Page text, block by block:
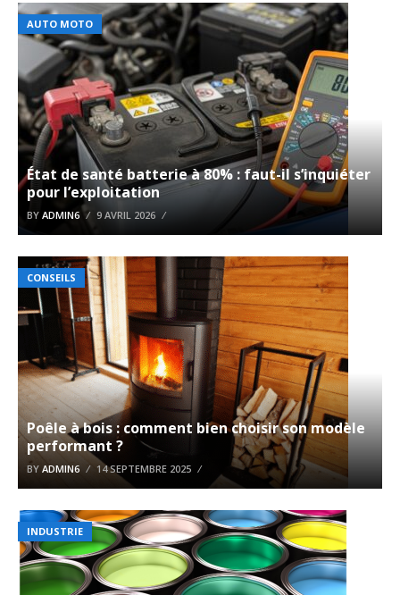
AUTO MOTO
État de santé batterie à 80% : faut-il s’inquiéter
pour l’exploitation
BY ADMIN6 9 AVRIL 2026
CONSEILS
Poêle à bois : comment bien choisir son modèle
performant ?
BY ADMIN6 14 SEPTEMBRE 2025
INDUSTRIE